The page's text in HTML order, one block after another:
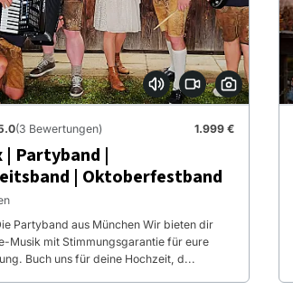
(3 Bewertungen) 1.999 €
| Partyband |
| Oktoberfestband
Partyband aus München Wir bieten dir
Musik mit Stimmungsgarantie für eure
Buch uns für deine Hochzeit, d...